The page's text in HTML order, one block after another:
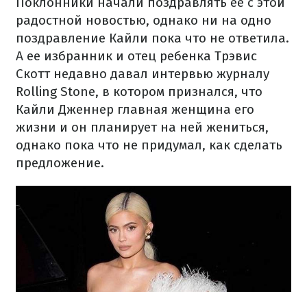
радостной новостью, однако ни на одно
поздравление Кайли пока что не ответила.
А ее избранник и отец ребенка Трэвис
Скотт недавно давал интервью журналу
Rolling Stone, в котором признался, что
Кайли Дженнер главная женщина его
жизни и он планирует на ней жениться,
однако пока что не придумал, как сделать
предложение.